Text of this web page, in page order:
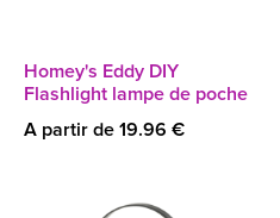
Homey's Eddy DIY
Flashlight lampe de poche
A partir de 19.96 €